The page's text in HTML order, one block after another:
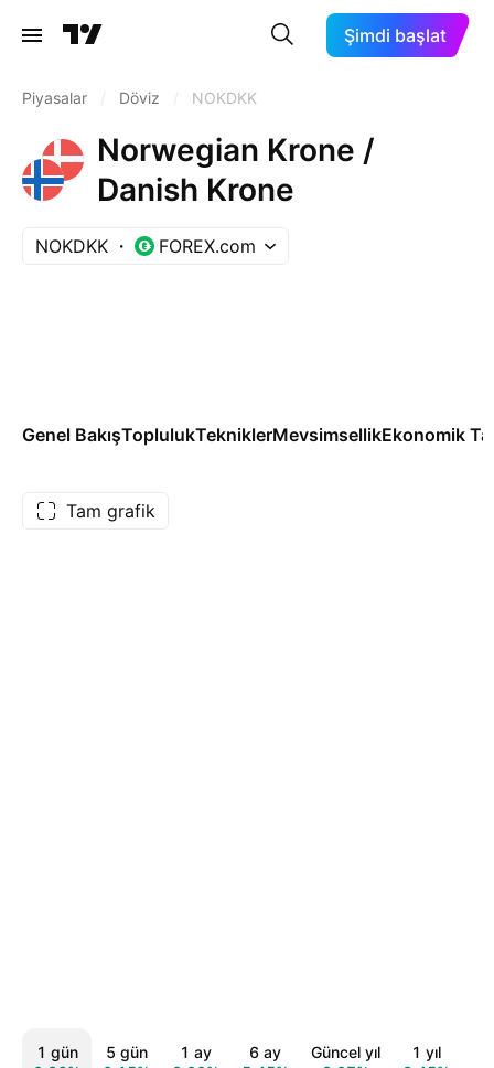
Şimdi başlat
Piyasalar Döviz NOKDKK
Norwegian Krone /
Danish Krone
NOKDKK FOREX.com
Genel BakışToplulukTekniklerMevsimsellikEkonomik
Tam grafik
1 gün
5 gün
1 ay
6 ay
Güncel yıl
1 yıl